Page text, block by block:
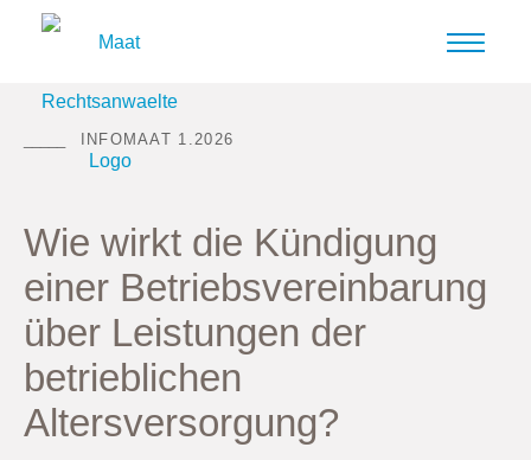
INFOMAAT 1.2026
Wie wirkt die Kündigung
einer Betriebsvereinbarung
über Leistungen der
betrieblichen
Altersversorgung?